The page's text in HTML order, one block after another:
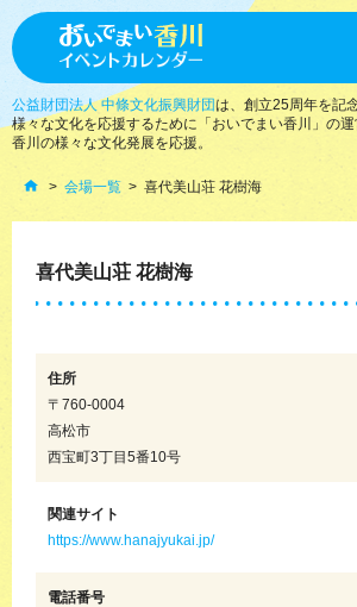
公益財団法人 中條文化振興財団は、創立25周年を記
様々な文化を応援するために「おいでまい香川」の運
香川の様々な文化発展を応援。
会場一覧 喜代美山荘 花樹海
喜代美山荘 花樹海
住所
〒760-0004
高松市
西宝町3丁目5番10号
関連サイト
https://www.hanajyukai.jp/
電話番号